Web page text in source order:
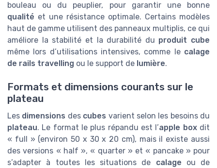
bouleau ou du peuplier, pour garantir une bonne
qualité et une résistance optimale. Certains modèles
haut de gamme utilisent des panneaux multiplis, ce qui
améliore la stabilité et la durabilité du produit cube
même lors d’utilisations intensives, comme le calage
de rails travelling ou le support de lumière.
Formats et dimensions courants sur le
plateau
Les dimensions des cubes varient selon les besoins du
plateau. Le format le plus répandu est l’apple boxdit
« full » (environ 50 x 30 x 20 cm), mais il existe aussi
des versions « half », « quarter » et « pancake » pour
s’adapter à toutes les situations de calage ou de